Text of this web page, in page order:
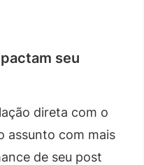
seu
direta com o
assunto com mais
de seu post